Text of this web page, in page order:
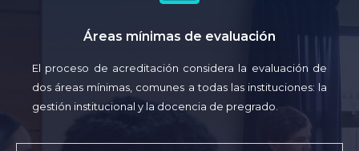
Áreas mínimas de evaluación
El proceso de acreditación considera la evaluación de
dos áreas mínimas, comunes a todas las instituciones: la
gestión institucional y la docencia de pregrado.